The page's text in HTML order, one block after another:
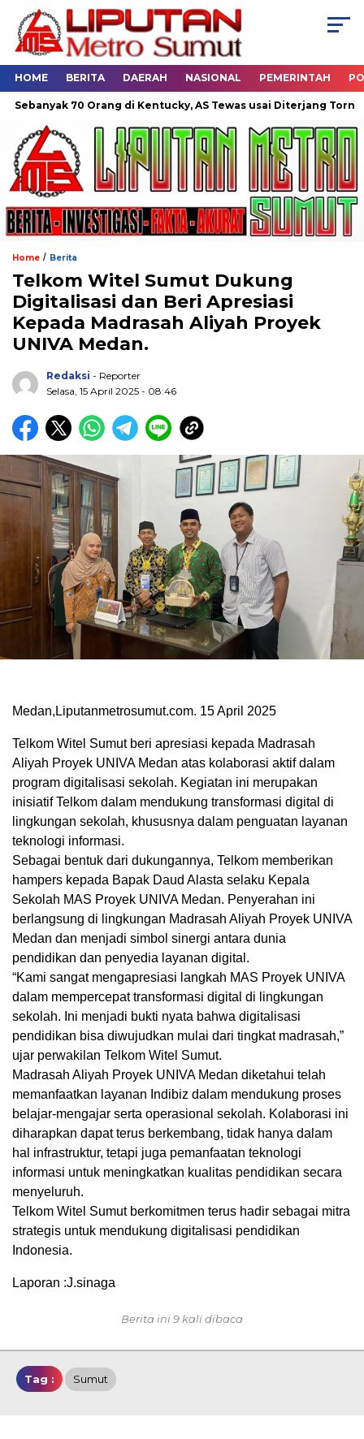
HOME BERITA DAERAH NASIONAL PEMERINTAH
70 Orang di Kentucky, AS Tewas usai Diterjang Tornado
Home / Berita
Telkom Witel Sumut Dukung
Digitalisasi dan Beri Apresiasi
Kepada Madrasah Aliyah Proyek
UNIVA Medan.
Redaksi - Reporter
Selasa, 15 April 2025 - 08:46
Medan,Liputanmetrosumut.com. 15 April 2025
Telkom Witel Sumut beri apresiasi kepada Madrasah
Aliyah Proyek UNIVA Medan atas kolaborasi aktif dalam
program digitalisasi sekolah. Kegiatan ini merupakan
inisiatif Telkom dalam mendukung transformasi digital di
lingkungan sekolah, khususnya dalam penguatan layanan
teknologi informasi.
Sebagai bentuk dari dukungannya, Telkom memberikan
hampers kepada Bapak Daud Alasta selaku Kepala
Sekolah MAS Proyek UNIVA Medan. Penyerahan ini
berlangsung di lingkungan Madrasah Aliyah Proyek UNIVA
Medan dan menjadi simbol sinergi antara dunia
pendidikan dan penyedia layanan digital.
“Kami sangat mengapresiasi langkah MAS Proyek UNIVA
dalam mempercepat transformasi digital di lingkungan
sekolah. Ini menjadi bukti nyata bahwa digitalisasi
pendidikan bisa diwujudkan mulai dari tingkat madrasah,”
ujar perwakilan Telkom Witel Sumut.
Madrasah Aliyah Proyek UNIVA Medan diketahui telah
memanfaatkan layanan Indibiz dalam mendukung proses
belajar-mengajar serta operasional sekolah. Kolaborasi ini
diharapkan dapat terus berkembang, tidak hanya dalam
hal infrastruktur, tetapi juga pemanfaatan teknologi
informasi untuk meningkatkan kualitas pendidikan secara
menyeluruh.
Telkom Witel Sumut berkomitmen terus hadir sebagai mitra
strategis untuk mendukung digitalisasi pendidikan
Indonesia.
Laporan :J.sinaga
Berita ini 9 kali dibaca
Tag : Sumut